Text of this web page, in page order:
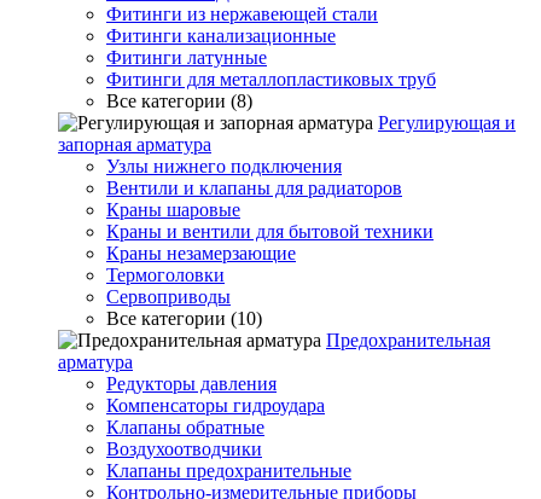
Фитинги из нержавеющей стали
Фитинги канализационные
Фитинги латунные
Фитинги для металлопластиковых труб
Все категории (8)
Регулирующая и
запорная арматура
Узлы нижнего подключения
Вентили и клапаны для радиаторов
Краны шаровые
Краны и вентили для бытовой техники
Краны незамерзающие
Термоголовки
Сервоприводы
Все категории (10)
Предохранительная
арматура
Редукторы давления
Компенсаторы гидроудара
Клапаны обратные
Воздухоотводчики
Клапаны предохранительные
Контрольно-измерительные приборы